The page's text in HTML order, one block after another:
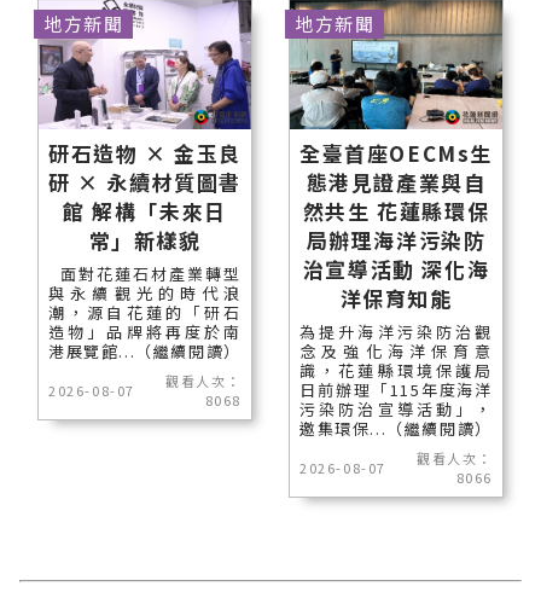
研石造物 × 金玉良
研 × 永續材質圖書
館 解構「未來日
常」新樣貌
面對花蓮石材產業轉型
與永續觀光的時代浪
潮，源自花蓮的「研石
造物」品牌將再度於南
港展覽館...（繼續閱讀）
2026-08-07
觀看人次：
8068
地方新聞
全臺首座OECMs生
態港見證產業與自
然共生 花蓮縣環保
局辦理海洋污染防
治宣導活動 深化海
洋保育知能
為提升海洋污染防治觀
念及強化海洋保育意
識，花蓮縣環境保護局
日前辦理「115年度海洋
污染防治宣導活動」，
邀集環保...（繼續閱讀）
2026-08-07
觀看人次：
8066
地方新聞